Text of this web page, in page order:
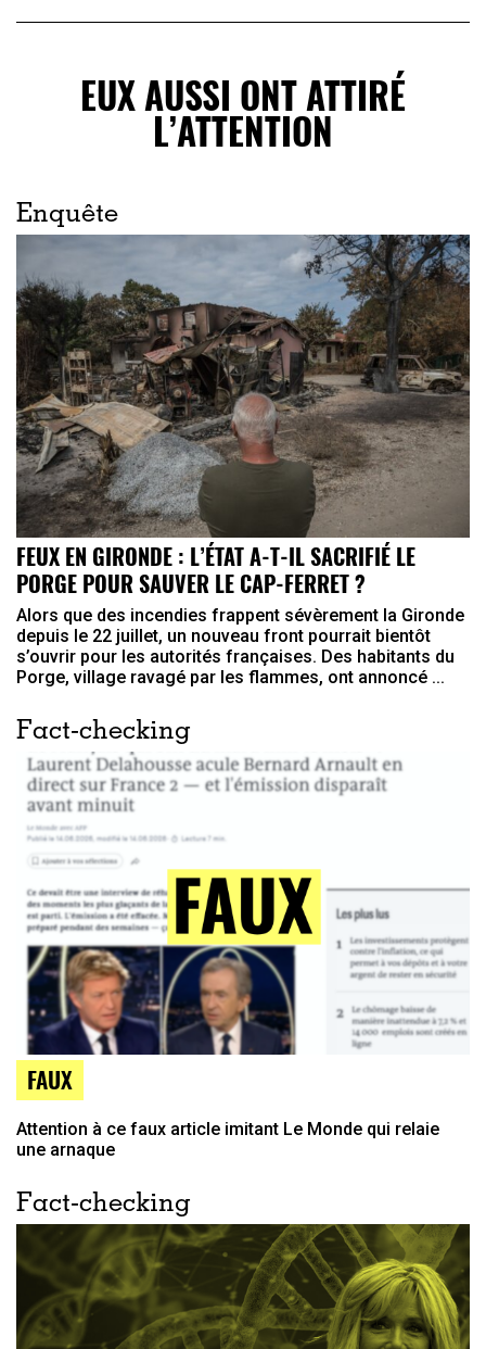
EUX AUSSI ONT ATTIRÉ
L’ATTENTION
Enquête
FEUX EN GIRONDE : L’ÉTAT A-T-IL SACRIFIÉ LE
PORGE POUR SAUVER LE CAP-FERRET ?
Alors que des incendies frappent sévèrement la Gironde
depuis le 22 juillet, un nouveau front pourrait bientôt
s’ouvrir pour les autorités françaises. Des habitants du
Porge, village ravagé par les flammes, ont annoncé ...
Fact-checking
FAUX
Attention à ce faux article imitant Le Monde qui relaie
une arnaque
Fact-checking